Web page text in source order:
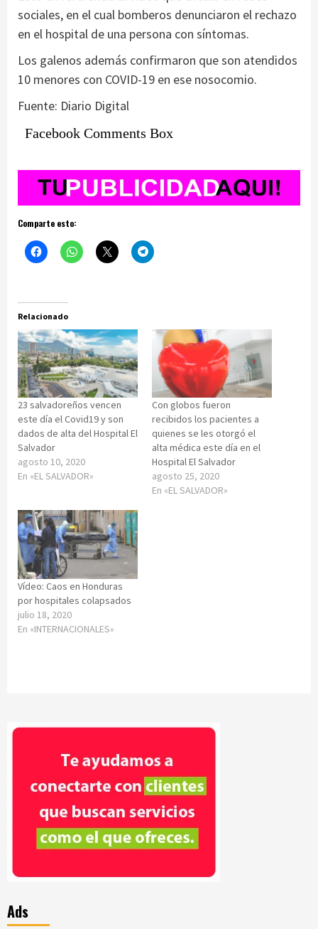
sociales, en el cual bomberos denunciaron el rechazo
en el hospital de una persona con síntomas.
Los galenos además confirmaron que son atendidos
10 menores con COVID-19 en ese nosocomio.
Fuente: Diario Digital
Facebook Comments Box
Comparte esto:
Relacionado
23 salvadoreños vencen
este día el Covid19 y son
dados de alta del Hospital El
Salvador
agosto 10, 2020
En «EL SALVADOR»
Con globos fueron
recibidos los pacientes a
quienes se les otorgó el
alta médica este día en el
Hospital El Salvador
agosto 25, 2020
En «EL SALVADOR»
Vídeo: Caos en Honduras
por hospitales colapsados
julio 18, 2020
En «INTERNACIONALES»
Ads